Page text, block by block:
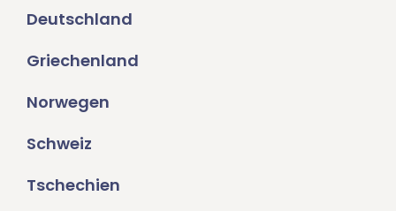
Deutschland
Griechenland
Norwegen
Schweiz
Tschechien